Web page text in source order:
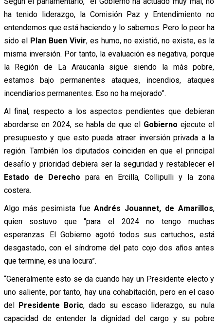
ha tenido liderazgo, la Comisión Paz y Entendimiento no
entendemos que está haciendo y lo sabemos. Pero lo peor ha
sido el Plan Buen Vivir, es humo, no existió, no existe, es la
misma inversión. Por tanto, la evaluación es negativa, porque
la Región de La Araucanía sigue siendo la más pobre,
estamos bajo permanentes ataques, incendios, ataques
incendiarios permanentes. Eso no ha mejorado”.
Al final, respecto a los aspectos pendientes que debieran
abordarse en 2024, se habla de que el Gobierno ejecute el
presupuesto y que esto pueda atraer inversión privada a la
región. También los diputados coinciden en que el principal
desafío y prioridad debiera ser la seguridad y restablecer el
Estado de Derecho para en Ercilla, Collipulli y la zona
costera.
Algo más pesimista fueAndrés Jouannet, de Amarillos,
quien sostuvo que “para el 2024 no tengo muchas
esperanzas. El Gobierno agotó todos sus cartuchos, está
desgastado, con el síndrome del pato cojo dos años antes
que termine, es una locura”.
“Generalmente esto se da cuando hay un Presidente electo y
uno saliente, por tanto, hay una cohabitación, pero en el caso
del Presidente Boric, dado su escaso liderazgo, su nula
capacidad de entender la dignidad del cargo y su pobre